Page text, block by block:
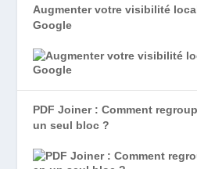
Augmenter votre visibilité
Google
PDF Joiner : Comment
un seul bloc ?